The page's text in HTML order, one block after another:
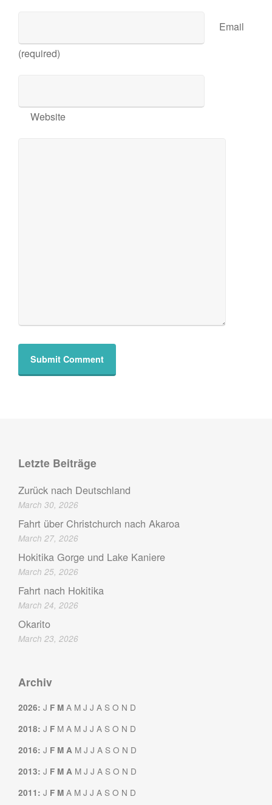
Email
(required)
Website
Letzte Beiträge
Zurück nach Deutschland
March 30, 2026
Fahrt über Christchurch nach Akaroa
March 27, 2026
Hokitika Gorge und Lake Kaniere
March 25, 2026
Fahrt nach Hokitika
March 24, 2026
Okarito
March 23, 2026
Archiv
2026: J F M A M J J A S O N D
2018: J F M A M J J A S O N D
2016: J F M A M J J A S O N D
2013: J F M A M J J A S O N D
2011 : J F M A M J J A S O N D